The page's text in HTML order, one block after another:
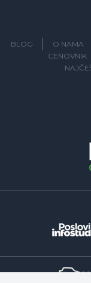
BLOG O NAMA
CENOVNIK